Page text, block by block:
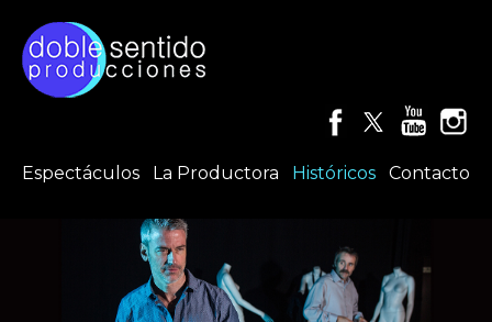
Espectáculos La Productora Históricos Contacto